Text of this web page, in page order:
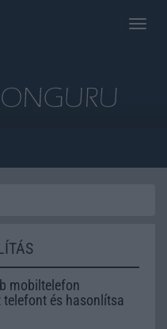
Toggle
mobiltelefon
és hasonlítsa